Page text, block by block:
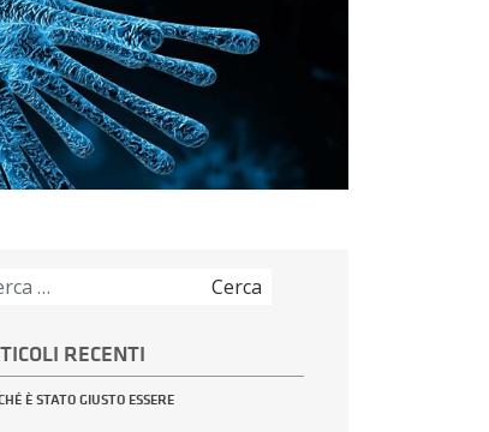
RECENTI
È STATO GIUSTO ESSERE